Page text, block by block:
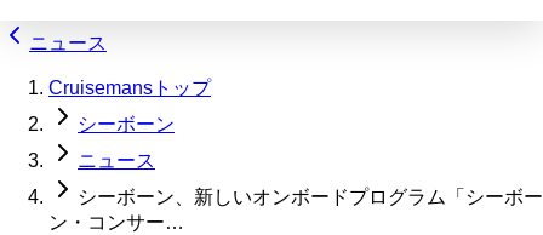
ニュース
Cruisemansトップ
シーボーン
ニュース
シーボーン、新しいオンボードプログラム「シーボー
ン・コンサー…